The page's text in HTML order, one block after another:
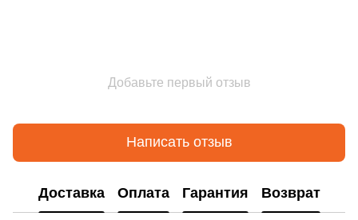
Добавьте первый отзыв
Написать отзыв
Доставка Оплата Гарантия Возврат